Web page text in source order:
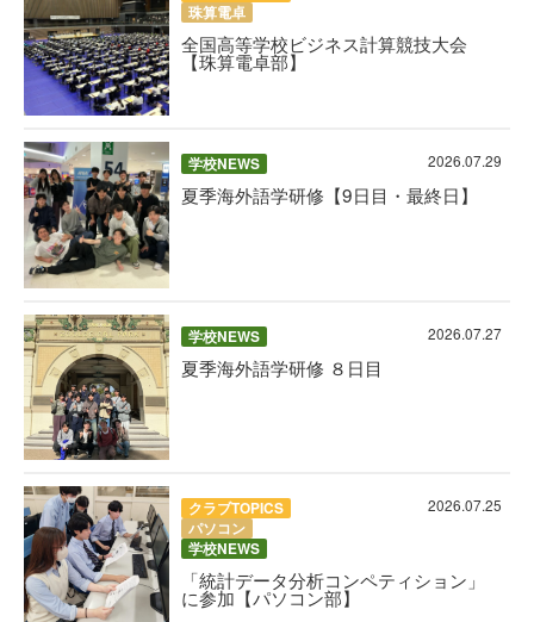
珠算電卓
全国高等学校ビジネス計算競技大会
【珠算電卓部】
学校NEWS 2026.07.29
夏季海外語学研修【9日目・最終日】
学校NEWS 2026.07.27
夏季海外語学研修 ８日目
クラブTOPICS
パソコン
学校NEWS
2026.07.25
「統計データ分析コンペティション」
に参加【パソコン部】